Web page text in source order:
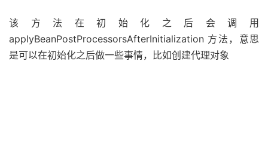
该方法在初始化之后会调用